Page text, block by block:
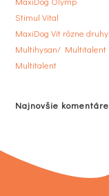
Stimul Vital
MaxiDog Vit rôzne druhy
Multihysan/ Multitalent
Multitalent
Najnovšie komentáre